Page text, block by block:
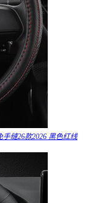
缝26款2026 黑色红线